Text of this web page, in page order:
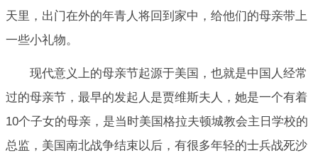
天里，出门在外的年青人将回到家中，给他们的母亲带上
一些小礼物。
现代意义上的母亲节起源于美国，也就是中国人经常
过的母亲节，最早的发起人是贾维斯夫人，她是一个有着
10个子女的母亲，是当时美国格拉夫顿城教会主日学校的
总监，美国南北战争结束以后，有很多年轻的士兵战死沙